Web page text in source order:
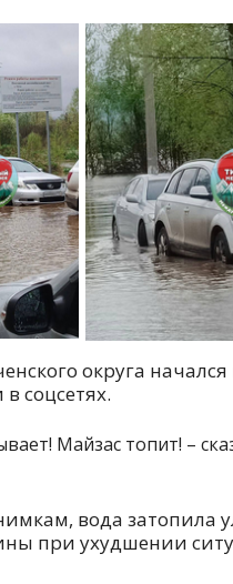
округа начался
соцсетях.
Майзас топит! –
вода затопила
при ухудшении